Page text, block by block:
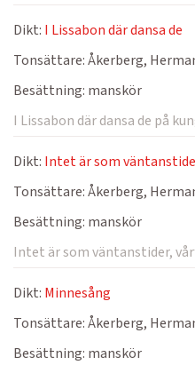
Dikt: I Lissabon där dansa de
Tonsättare:Åkerberg,
Besättning: manskör
I Lissabon där dansa de på
Dikt: Intet är som
Tonsättare:Åkerberg,
Besättning: manskör
Intet är som väntanstider,
Dikt: Minnesång
Tonsättare:Åkerberg,
Besättning: manskör